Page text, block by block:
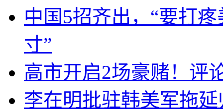
中国5招齐出，“要打
寸”
高市开启2场豪赌！评
李在明批驻韩美军拖